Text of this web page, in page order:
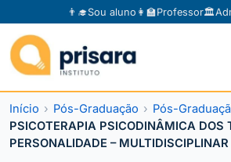
👨‍🎓Sou aluno 👩‍🏫Professor🏛️
Início Pós-Graduação
Pós-
PSICOTERAPIA PSICODINÂMICA DOS
PERSONALIDADE – MULTIDISCIPLINAR